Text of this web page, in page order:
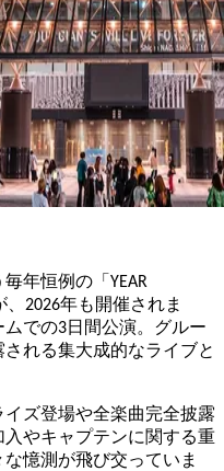
年恒例の「YEAR
、2026年も開催されま
での3日間公演。グルー
れる集大成的なライブと
ズ登場や全楽曲完全披露
やキャプテンに関する重
憶測が飛び交っていま